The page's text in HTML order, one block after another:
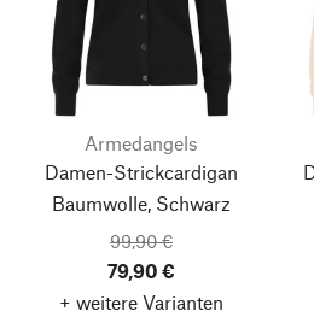
Armedangels
Damen-Strickcardigan
Baumwolle, Schwarz
99,90 €
79,90 €
+ weitere Varianten